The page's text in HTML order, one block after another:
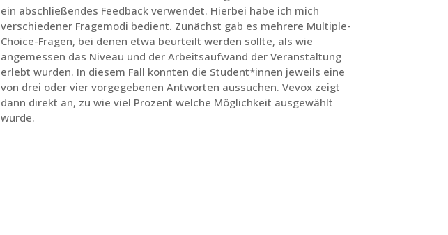
ein abschließendes Feedback verwendet. Hierbei habe ich mich
verschiedener Fragemodi bedient. Zunächst gab es mehrere Multiple-
Choice-Fragen, bei denen etwa beurteilt werden sollte, als wie
angemessen das Niveau und der Arbeitsaufwand der Veranstaltung
erlebt wurden. In diesem Fall konnten die Student*innen jeweils eine
von drei oder vier vorgegebenen Antworten aussuchen. Vevox zeigt
dann direkt an, zu wie viel Prozent welche Möglichkeit ausgewählt
wurde.